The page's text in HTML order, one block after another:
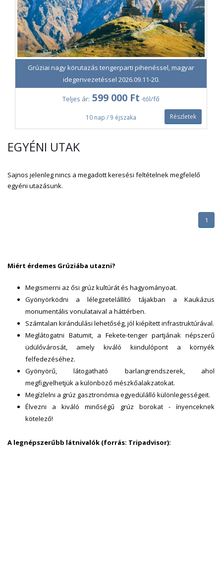
Grúziai nagy körutazás tengerparti pihenéssel, magyar
idegenvezetéssel 2026.09.11-20.
Teljes ár: 599 000 Ft -tól/fő
10 nap / 9 éjszaka Részletek
EGYÉNI UTAK
Sajnos jelenleg nincs a megadott keresési feltételnek megfelelő
egyéni utazásunk.
1
Miért érdemes Grúziába utazni?
Megismerni az ősi grúz kultúrát és hagyományoat.
Gyönyörködni a lélegzetelállító tájakban a Kaukázus
monumentális vonulataival a háttérben.
Számtalan kirándulási lehetőség, jól kiépített infrastruktúrával.
Meglátogatni Batumit, a Fekete-tenger partjának népszerű
üdülővárosát, amely kiváló kiindulópont a környék
felfedezéséhez.
Gyönyörű, látogatható barlangrendszerek, ahol
megfigyelhetjük a különböző mészkőalakzatokat.
Megízlelni a grúz gasztronómia egyedülálló különlegességeit.
Élvezni a kiváló minőségű grúz borokat - ínyenceknek
kötelező!
A legnépszerűbb látnivalók (forrás: Tripadvisor):